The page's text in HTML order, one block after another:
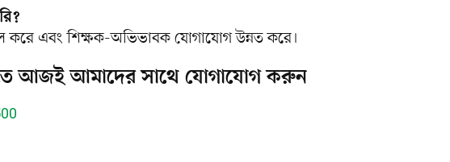
করে এবং শিক্ষক-অভিভাবক যোগাযোগ উন্নত করে।
আজই আমাদের সাথে যোগাযোগ করুন